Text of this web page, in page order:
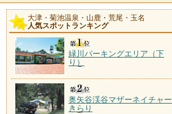
大津・菊池温泉・山鹿・荒尾・玉名
人気スポットランキング
緑川パーキングエリア（下
り）
奥矢谷渓谷マザーネイチャー
きらり